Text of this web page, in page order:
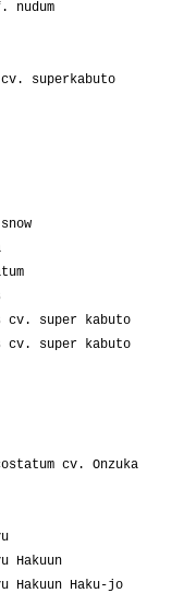
nudum
superkabuto
cv. super kabuto
cv. super kabuto
cv. Onzuka
Hakuun
Hakuun Haku-jo